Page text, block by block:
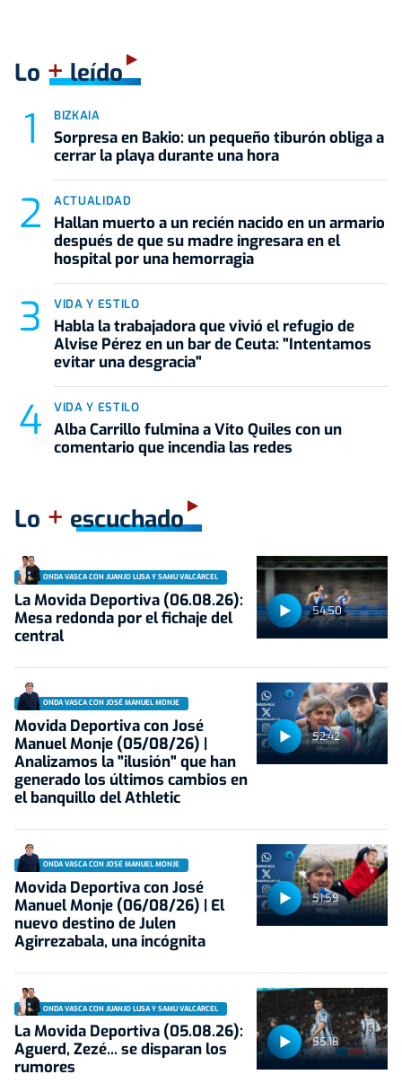
Lo +leído
BIZKAIA
Sorpresa en Bakio: un pequeño tiburón obliga a
cerrar la playa durante una hora
ACTUALIDAD
Hallan muerto a un recién nacido en un armario
después de que su madre ingresara en el
hospital por una hemorragia
VIDA Y ESTILO
Habla la trabajadora que vivió el refugio de
Alvise Pérez en un bar de Ceuta: "Intentamos
evitar una desgracia"
VIDA Y ESTILO
Alba Carrillo fulmina a Vito Quiles con un
comentario que incendia las redes
Lo + escuchado
54:50
ONDA VASCA CON JUANJO LUSA Y SAMU VALCÁRCEL
La Movida Deportiva (06.08.26):
Mesa redonda por el fichaje del
central
52:42
ONDA VASCA CON JOSÉ MANUEL MONJE
Movida Deportiva con José
Manuel Monje (05/08/26) |
Analizamos la "ilusión" que han
generado los últimos cambios en
el banquillo del Athletic
51:59
ONDA VASCA CON JOSÉ MANUEL MONJE
Movida Deportiva con José
Manuel Monje (06/08/26) | El
nuevo destino de Julen
Agirrezabala, una incógnita
55:18
ONDA VASCA CON JUANJO LUSA Y SAMU VALCÁRCEL
La Movida Deportiva (05.08.26):
Aguerd, Zezé... se disparan los
rumores